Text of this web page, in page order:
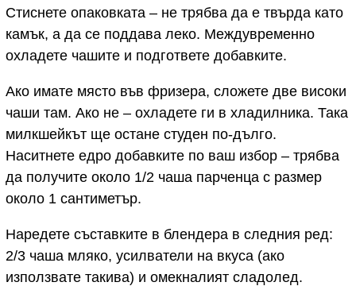
Стиснете опаковката – не трябва да е твърда като
камък, а да се поддава леко. Междувременно
охладете чашите и подгответе добавките.
Ако имате място във фризера, сложете две високи
чаши там. Ако не – охладете ги в хладилника. Така
милкшейкът ще остане студен по-дълго.
Наситнете едро добавките по ваш избор – трябва
да получите около 1/2 чаша парченца с размер
около 1 сантиметър.
Наредете съставките в блендера в следния ред:
2/3 чаша мляко, усилватели на вкуса (ако
използвате такива) и омекналият сладолед.